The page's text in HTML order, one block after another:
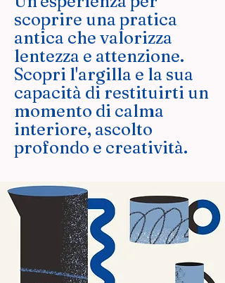
scoprire una pratica
antica che valorizza
lentezza e attenzione.
Scopri l'argilla e la sua
capacità di restituirti un
momento di calma
interiore, ascolto
profondo e creatività.